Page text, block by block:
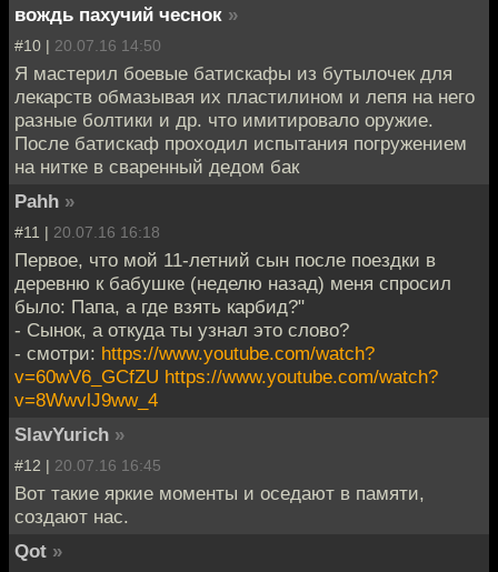
вождь пахучий чеснок »
#10 | 20.07.16 14:50
Я мастерил боевые батискафы из бутылочек для
лекарств обмазывая их пластилином и лепя на него
разные болтики и др. что имитировало оружие.
После батискаф проходил испытания погружением
на нитке в сваренный дедом бак
Pahh »
#11 | 20.07.16 16:18
Первое, что мой 11-летний сын после поездки в
деревню к бабушке (неделю назад) меня спросил
было: Папа, а где взять карбид?"
- Сынок, а откуда ты узнал это слово?
- смотри: https://www.youtube.com/watch?
v=60wV6_GCfZU https://www.youtube.com/watch?
v=8WwvlJ9ww_4
SlavYurich »
#12 | 20.07.16 16:45
Вот такие яркие моменты и оседают в памяти,
создают нас.
Qot »